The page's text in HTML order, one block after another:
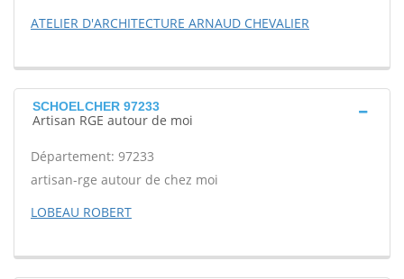
ATELIER D'ARCHITECTURE ARNAUD CHEVALIER
SCHOELCHER 97233
Artisan RGE autour de moi
Département: 97233
artisan-rge autour de chez moi
LOBEAU ROBERT